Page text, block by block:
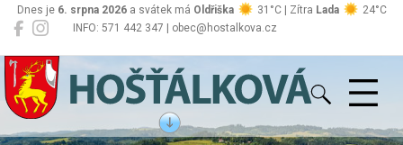
INFO: 571 442 347 | obec@hostalkova.cz
Dnes je 6. srpna 2026a svátek má Oldřiška 31°C | Zítra Lada 24°C
Hošťálková